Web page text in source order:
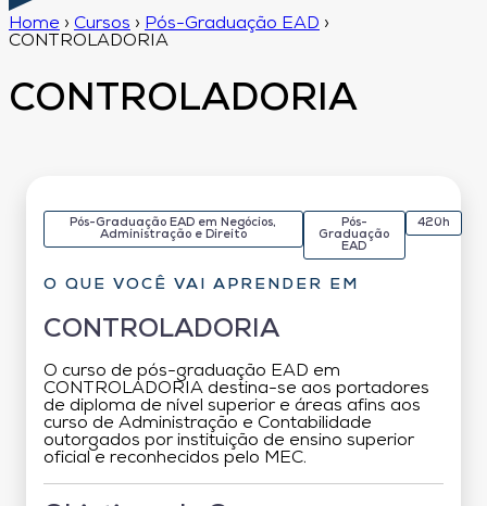
Home › Cursos › Pós-Graduação EAD ›
CONTROLADORIA
CONTROLADORIA
Pós-Graduação EAD em Negócios,
Administração e Direito
Pós-
Graduação
EAD
420h
O QUE VOCÊ VAI APRENDER EM
CONTROLADORIA
O curso de pós-graduação EAD em
CONTROLADORIA destina-se aos portadores
de diploma de nível superior e áreas afins aos
curso de Administração e Contabilidade
outorgados por instituição de ensino superior
oficial e reconhecidos pelo MEC.